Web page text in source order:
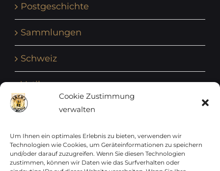
Cookie Zustimmung
verwalten
Um Ihnen ein optimales Erlebnis zu bieten, verwenden wir
Technologien wie Cookies, um Geräteinformationen zu speichern
und/oder darauf zuzugreifen. Wenn Sie diesen Technologien
zustimmen, können wir Daten wie das Surfverhalten oder
Postgeschichte
Sammlungen
Schweiz
Vatikan
Vereinte Nationen
Vorphilatelie
Zensurbelege Österreich